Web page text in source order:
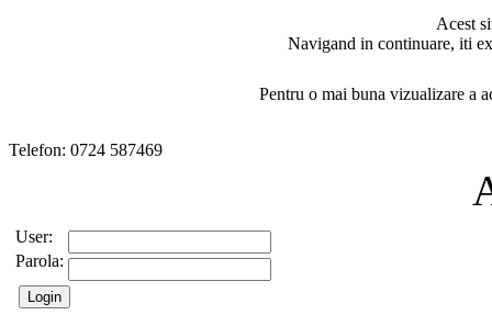
Acest
Navigand in continuare, iti
Pentru o mai buna vizualizare a
Telefon: 0724 587469
User:
Parola: